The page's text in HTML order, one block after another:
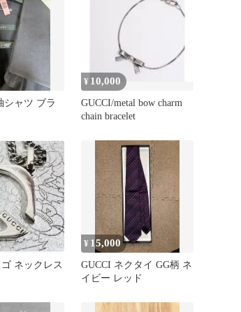
シャツ ブラ
¥ 10,000
GUCCI/metal bow charm
chain bracelet
ネックレス
¥ 15,000
GUCCI ネクタイ GG柄 ネ
イビー レッド